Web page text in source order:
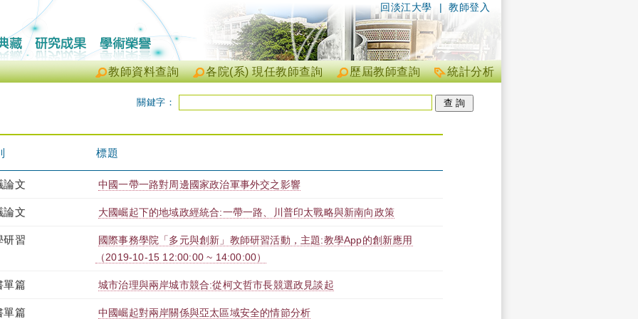
| 教師登入
回淡江大學
統計分析
歷屆教師查詢
各院(系) 現任教師查詢
教師資料查詢
關鍵字：
標題
論文 中國一帶一路對周邊國家政治軍事外交之影響
論文 大國崛起下的地域政經統合:一帶一路、川普印太戰略與新南向政策
研習
國際事務學院「多元與創新」教師研習活動，主題:教學App的創新應用
（2019-10-15 12:00:00 ~ 14:00:00）
單篇 城市治理與兩岸城市競合:從柯文哲市長競選政見談起
單篇 中國崛起對兩岸關係與亞太區域安全的情節分析